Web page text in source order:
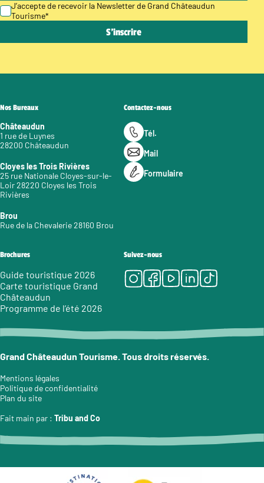
J’accepte de recevoir la Newsletter de Grand Châteaudun
Tourisme*
Nos Bureaux
Châteaudun
1 rue de Luynes
28200 Châteaudun
Cloyes les Trois Rivières
25 rue Nationale Cloyes-sur-le-
Loir 28220 Cloyes les Trois
Rivières
Brou
Rue de la Chevalerie 28160 Brou
Contactez-nous
Tél.
Mail
Formulaire
Brochures
Guide touristique 2026
Carte touristique Grand
Châteaudun
Programme de l’été 2026
Suivez-nous
Instagram
Facebook
Youtube
LinkedIn
Tiktok
Grand Châteaudun Tourisme. Tous droits réservés.
Mentions légales
Politique de confidentialité
Plan du site
Fait main par : Tribu and Co